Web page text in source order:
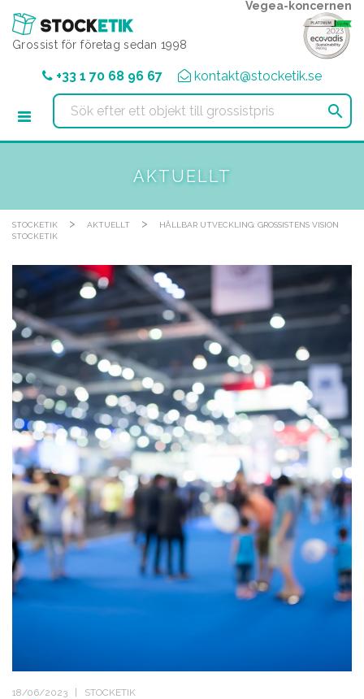
Grossist för företag sedan 1998
Vegea-koncernen
+33 1 70 68 96 67 kontakt@stocketik.se

AKTUELLT
STOCKETIK > AKTUELLT >
HÅLLBAR UTVECKLING: GROSSISTENS VISION
STOCKETIK
18/06/2023 | STOCKETIK